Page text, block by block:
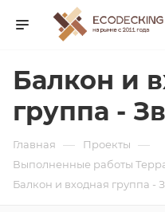
Балкон и
группа -
Главная — Проекты —
Выполненные работы
Балкон и входная группа -